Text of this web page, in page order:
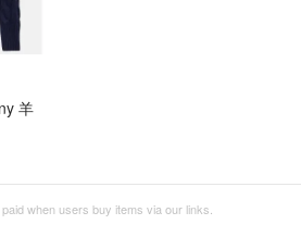
羊
when users buy items via our links.